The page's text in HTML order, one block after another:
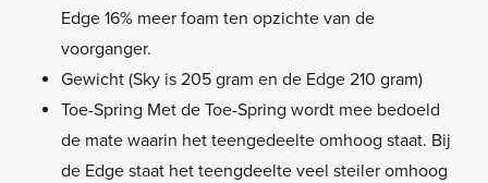
Edge 16% meer foam ten opzichte van de
voorganger.
Gewicht (Sky is 205 gram en de Edge 210 gram)
Toe-Spring Met de Toe-Spring wordt mee bedoeld
de mate waarin het teengedeelte omhoog staat. Bij
de Edge staat het teengdeelte veel steiler omhoog